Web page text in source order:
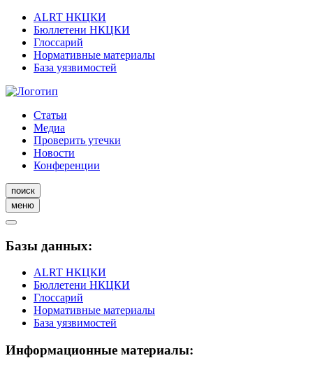
ALRT НКЦКИ
Бюллетени НКЦКИ
Глоссарий
Нормативные материалы
База уязвимостей
Статьи
Медиа
Проверить утечки
Новости
Конференции
поиск
меню
Базы данных:
ALRT НКЦКИ
Бюллетени НКЦКИ
Глоссарий
Нормативные материалы
База уязвимостей
Информационные материалы: